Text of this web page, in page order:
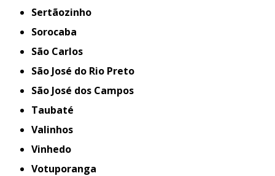
Sertãozinho
Sorocaba
São Carlos
São José do Rio Preto
São José dos Campos
Taubaté
Valinhos
Vinhedo
Votuporanga